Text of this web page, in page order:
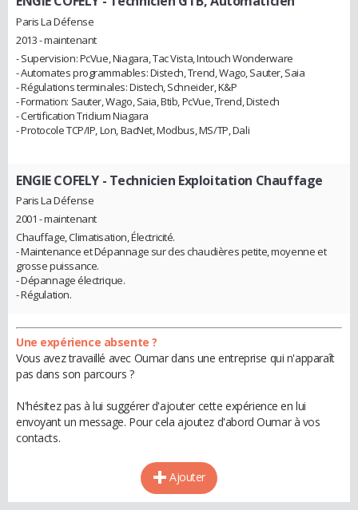
Paris La Défense
2013 - maintenant
- Supervision: PcVue, Niagara, Tac Vista, Intouch Wonderware
- Automates programmables: Distech, Trend, Wago, Sauter, Saia
- Régulations terminales: Distech, Schneider, K&P
- Formation: Sauter, Wago, Saia, Btib, PcVue, Trend, Distech
- Certification Tridium Niagara
- Protocole TCP/IP, Lon, BacNet, Modbus, MS/TP, Dali
ENGIE COFELY- Technicien Exploitation Chauffage
Paris La Défense
2001 - maintenant
Chauffage, Climatisation, Électricité.
- Maintenance et Dépannage sur des chaudières petite, moyenne et
grosse puissance.
- Dépannage électrique.
- Régulation.
Une expérience absente ?
Vous avez travaillé avec Oumar dans une entreprise qui n'apparaît
pas dans son parcours ?
N'hésitez pas à lui suggérer d'ajouter cette expérience en lui
envoyant un message. Pour cela ajoutez d'abord Oumar à vos
contacts.
Ajouter